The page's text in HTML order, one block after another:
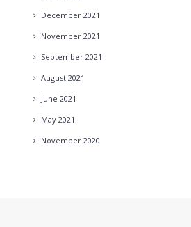
December 2021
November 2021
September 2021
August 2021
June 2021
May 2021
November 2020